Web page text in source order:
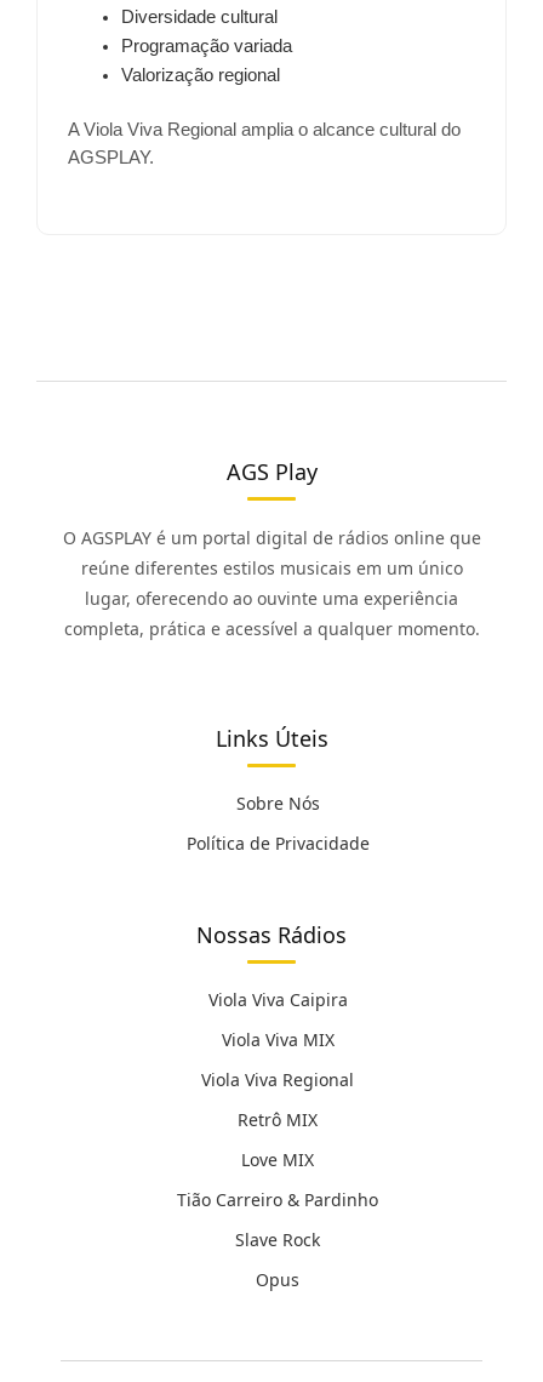
Diversidade cultural
Programação variada
Valorização regional
A Viola Viva Regional amplia o alcance cultural do
AGSPLAY.
AGS Play
O AGSPLAY é um portal digital de rádios online que
reúne diferentes estilos musicais em um único
lugar, oferecendo ao ouvinte uma experiência
completa, prática e acessível a qualquer momento.
Links Úteis
Sobre Nós
Política de Privacidade
Nossas Rádios
Viola Viva Caipira
Viola Viva MIX
Viola Viva Regional
Retrô MIX
Love MIX
Tião Carreiro & Pardinho
Slave Rock
Opus